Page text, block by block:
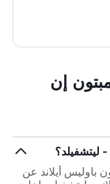
إن
ليتشفيلد؟
باوليس أيلاند عن